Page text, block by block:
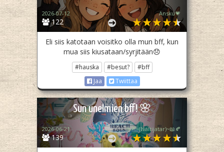
122
2026-07-12 Ansku💗
Eli siis katotaan voisitko olla mun bff, kun
mua siis kiusataan/syrjitään😞
#hauska #besut?
#bff
Jaa
Twiittaa
Sun unelmien bff! 🌸
139
2026-06-21 ☕🪶~(ℍaltijatar)~📖🍂